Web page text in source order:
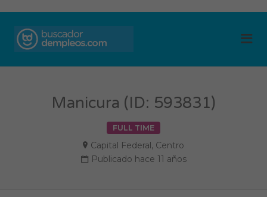
Manicura (ID: 593831)
FULL TIME
Capital Federal, Centro
Publicado hace 11 años